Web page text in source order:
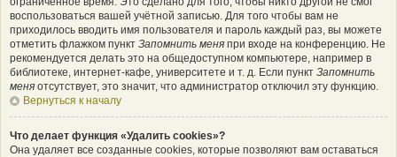
воспользоваться вашей учётной записью. Для того чтобы вам не
приходилось вводить имя пользователя и пароль каждый раз, вы можете
отметить флажком пункт Запомнить меня при входе на конференцию. Не
рекомендуется делать это на общедоступном компьютере, например в
библиотеке, интернет-кафе, университете и т. д. Если пункт Запомнить
меня отсутствует, это значит, что администратор отключил эту функцию.
Вернуться к началу
Что делает функция «Удалить cookies»?
Она удаляет все созданные cookies, которые позволяют вам оставаться